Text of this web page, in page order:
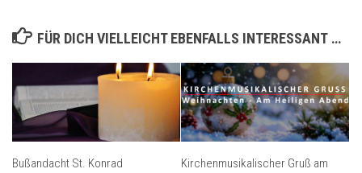
FÜR DICH VIELLEICHT EBENFALLS INTERESSANT …
Bußandacht St. Konrad
Kirchenmusikalischer Gruß am